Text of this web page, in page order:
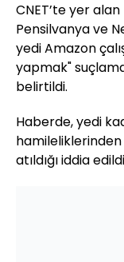
CNET’te yer
Pensilvanya ve
yedi Amazon
yapmak"
belirtildi.
Haberde, yedi
atıldığı iddia